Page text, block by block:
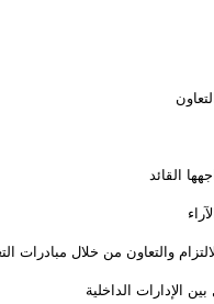
القائد
والتعاون من خلال مبادرات
الإدارات الداخلية